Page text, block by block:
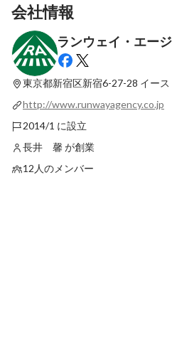
ゲーム業界で働きたい人と会社を
事を通してゲーム業界の理解を深め
く。初めてのオフィスワークアル
最新順で表示
会社情報
ランウェイ・エー
東京都新宿区新宿6-27-28 イー
http://www.runwayagency.co.jp
2014/1 に設立
長井 馨 が創業
12人のメンバー